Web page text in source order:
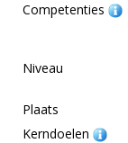
Competenties
Niveau
Plaats
Kerndoelen